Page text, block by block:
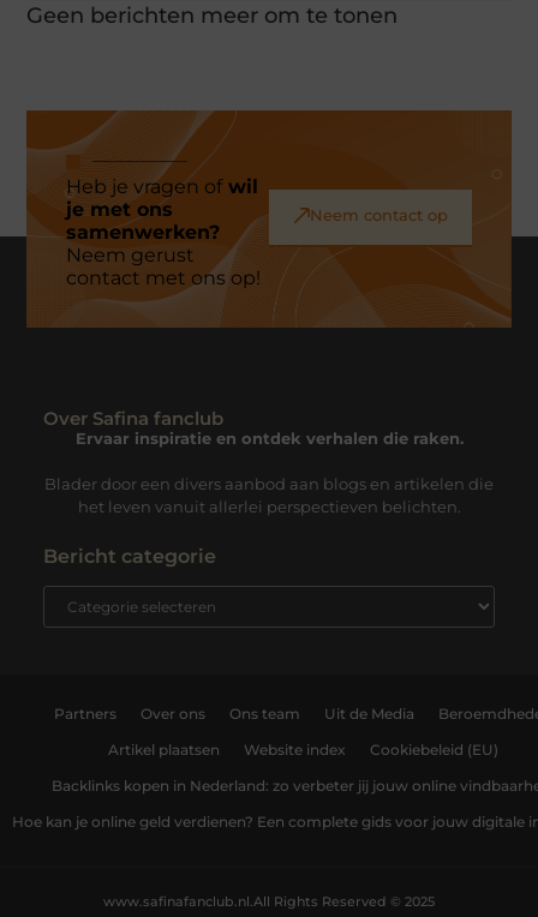
Geen berichten meer om te tonen
Heb je vragen ofwil
je met ons
samenwerken?
Neem gerust
contact met ons op!
Neem contact op
Over Safina fanclub
Ervaar inspiratie en ontdek verhalen die raken.
Blader door een divers aanbod aan blogs en artikelen die
het leven vanuit allerlei perspectieven belichten.
Bericht categorie
Partners Over ons Ons team Uit de Media
Artikel plaatsen Website index Cookiebeleid (EU)
Backlinks kopen in Nederland: zo verbeter jij jouw online
Hoe kan je online geld verdienen? Een complete gids voor jouw digitale
All Rights Reserved © 2025
www.safinafanclub.nl.